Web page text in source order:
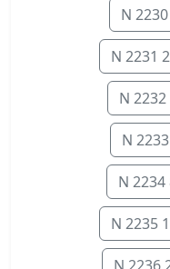
N
N 2231
N
N
N
N 2235
N 2236